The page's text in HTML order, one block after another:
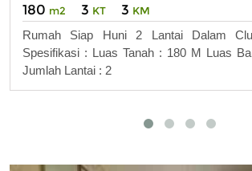
180 m2 3 KT 3 KM
Rumah Siap Huni 2 Lantai Dalam
Spesifikasi : Luas Tanah : 180 M Luas
Jumlah Lantai : 2